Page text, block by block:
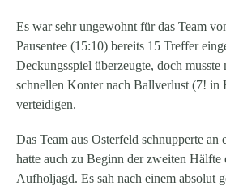
Es war sehr ungewohnt für das Team
Pausentee (15:10) bereits 15 Treffer
Deckungsspiel überzeugte, doch musste
schnellen Konter nach Ballverlust (7! in
verteidigen.
Das Team aus Osterfeld schnupperte an
hatte auch zu Beginn der zweiten Hälfte
Aufholjagd. Es sah nach einem absolut